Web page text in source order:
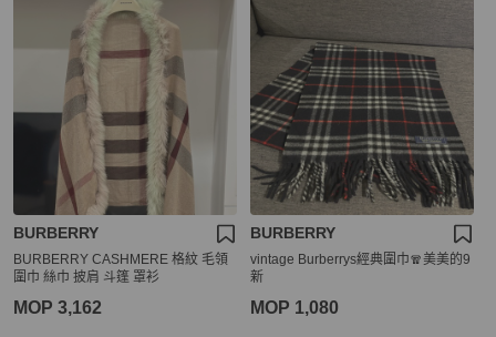
BURBERRY
BURBERRY CASHMERE 格紋 毛領
圍巾 絲巾 披肩 斗篷 罩衫
MOP 3,162
BURBERRY
vintage Burberrys經典圍巾🧣美美的9
新
MOP 1,080